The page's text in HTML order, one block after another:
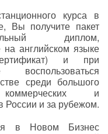
курса в
Вы получите пакет
диплом,
английском языке
и при
воспользоваться
среди большого
и
России и за рубежом.
в Новом Бизнес